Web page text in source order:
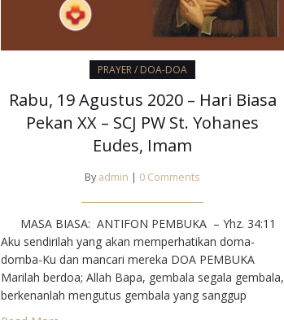
PRAYER / DOA-DOA
Rabu, 19 Agustus 2020 – Hari Biasa
Pekan XX – SCJ PW St. Yohanes
Eudes, Imam
By admin | 0 Comments
MASA BIASA: ANTIFON PEMBUKA – Yhz. 34:11
Aku sendirilah yang akan memperhatikan doma-
domba-Ku dan mancari mereka DOA PEMBUKA
Marilah berdoa; Allah Bapa, gembala segala gembala,
berkenanlah mengutus gembala yang sanggup
menuntun umat-Mu seturut teladan Yesus Putera-